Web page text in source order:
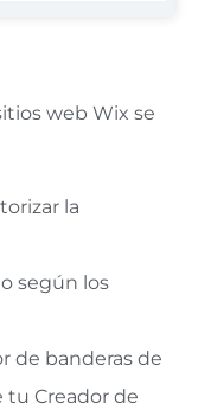
web Wix se
la
según los
de banderas de
tu Creador de